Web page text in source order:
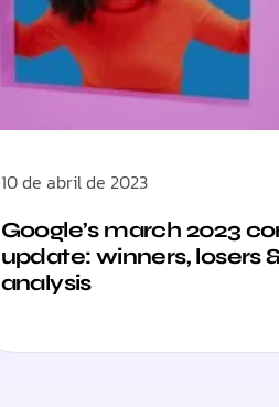
10 de abril de 2023
Google’s march 2023
update: winners, losers
analysis